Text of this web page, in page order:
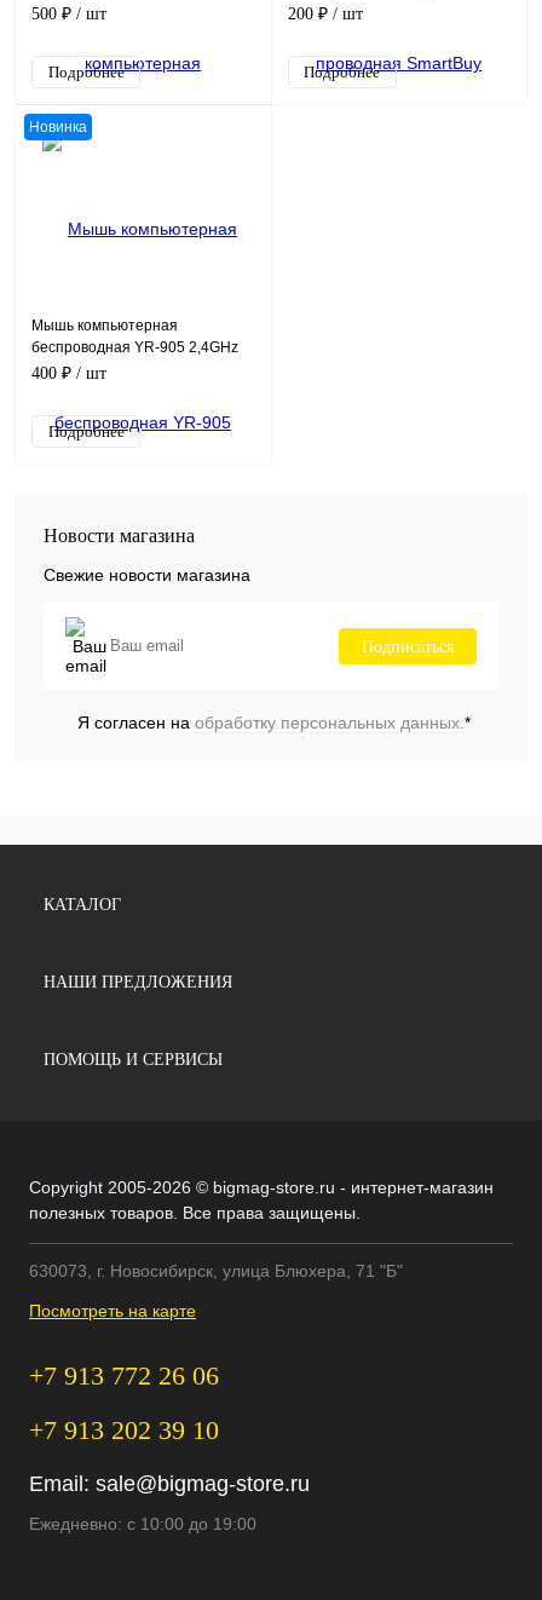
500 ₽ / шт
Подробнее
352-K, черная, кабель 1,2 м
200 ₽ / шт
Подробнее
Новинка
Мышь компьютерная
беспроводная YR-905 2,4GHz
1600 DPI USB приемник 10 м
400 ₽ / шт
Подробнее
Новости магазина
Свежие новости магазина
Подписаться
Я согласен на обработку персональных данных.*
КАТАЛОГ
НАШИ ПРЕДЛОЖЕНИЯ
ПОМОЩЬ И СЕРВИСЫ
Copyright 2005-2026 © bigmag-store.ru - интернет-магазин
полезных товаров. Все права защищены.
630073, г. Новосибирск, улица Блюхера, 71 "Б"
Посмотреть на карте
+7 913 772 26 06
+7 913 202 39 10
Email: sale@bigmag-store.ru
Ежедневно: с 10:00 до 19:00